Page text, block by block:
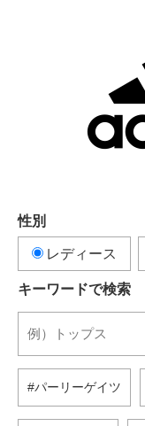
性別
レディース
キーワードで検索
パーリーゲイツ